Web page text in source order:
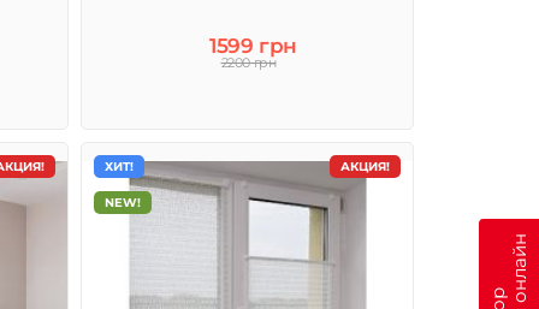
1599 грн
2200 грн
АКЦИЯ!
ХИТ!
NEW!